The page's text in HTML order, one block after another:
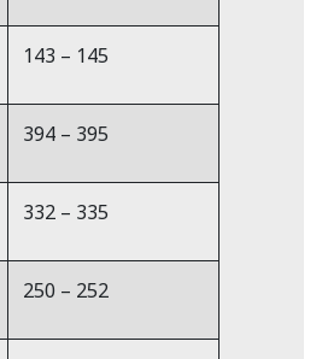
143 – 145
394 – 395
332 – 335
250 – 252